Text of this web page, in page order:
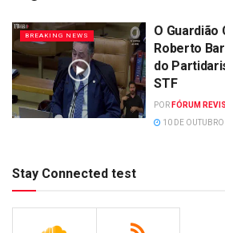
BREAKING NEWS
O Guardião
Roberto
do
STF
POR FÓRUM
10 DE
Stay Connected test